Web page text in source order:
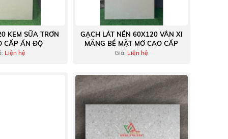
KEM SỮA TRƠN
CẤP ẤN ĐỘ
Liện hệ
GẠCH LÁT NỀN 60X120 VÂN XI
MĂNG BỀ MẶT MỜ CAO CẤP
Giá: Liện hệ